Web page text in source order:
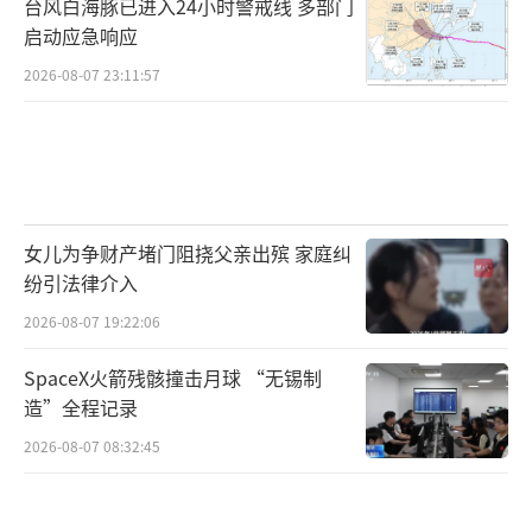
启动应急响应
2026-08-07 23:11:57
女儿为争财产堵门阻挠父亲出殡 家庭纠
纷引法律介入
2026-08-07 19:22:06
SpaceX火箭残骸撞击月球 “无锡制
造”全程记录
2026-08-07 08:32:45